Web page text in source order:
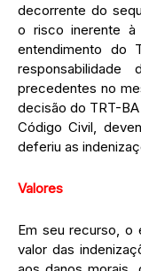
decorrente do
o risco inerente à
entendimento do
responsabilidade
precedentes no
decisão do TRT-
Código Civil,
deferiu as
Valores
Em seu recurso, o
valor das